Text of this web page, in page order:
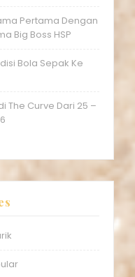
Pertama Dengan
Big Boss HSP
Bola Sepak Ke
The Curve Dari 25 –